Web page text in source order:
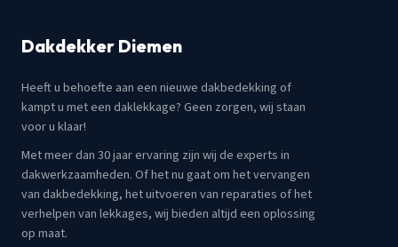
Dakdekker Diemen
Heeft u behoefte aan een nieuwe dakbedekking of
kampt u met een daklekkage? Geen zorgen, wij staan
voor u klaar!
Met meer dan 30 jaar ervaring zijn wij de experts in
dakwerkzaamheden. Of het nu gaat om het vervangen
van dakbedekking, het uitvoeren van reparaties of het
verhelpen van lekkages, wij bieden altijd een oplossing
op maat.